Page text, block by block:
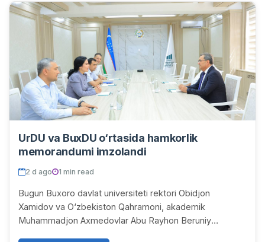
UrDU va BuxDU o‘rtasida hamkorlik
memorandumi imzolandi
2 d ago 1 min read
Bugun Buxoro davlat universiteti rektori Obidjon
Xamidov va O‘zbekiston Qahramoni, akademik
Muhammadjon Axmedovlar Abu Rayhon Beruniy